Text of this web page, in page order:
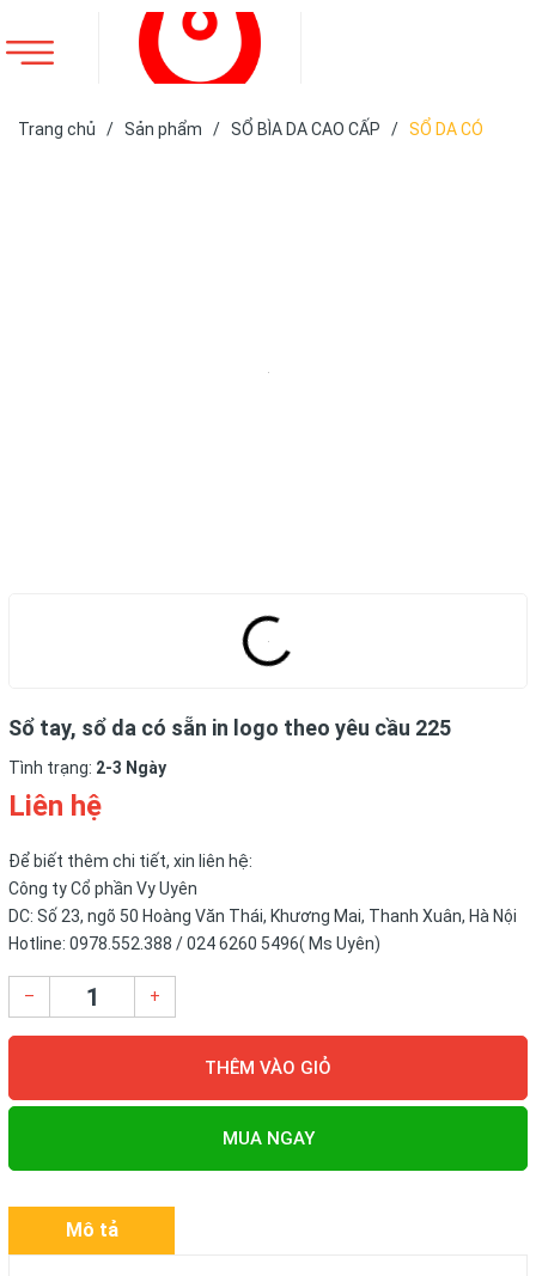
Trang chủ / Sản phẩm / SỔ BÌA DA CAO CẤP / SỔ DA CÓ
Sổ tay, sổ da có sẵn in logo theo yêu cầu 225
Tình trạng: 2-3 Ngày
Liên hệ
Để biết thêm chi tiết, xin liên hệ:
Công ty Cổ phần Vy Uyên
DC: Số 23, ngõ 50 Hoàng Văn Thái, Khương Mai, Thanh Xuân, Hà Nội
Hotline: 0978.552.388 / 024 6260 5496( Ms Uyên)
– +
THÊM VÀO GIỎ
MUA NGAY
Mô tả